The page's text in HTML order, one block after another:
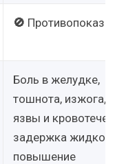
🚫 Противопоказано.
Боль в желудке,
тошнота, изжога,
язвы и
задержка жидкости,
повышение